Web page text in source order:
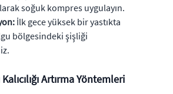
soğuk kompres uygulayın.
İlk gece yüksek bir yastıkta
bölgesindeki şişliği
Artırma Yöntemleri